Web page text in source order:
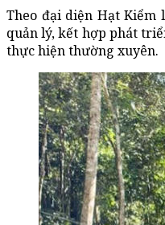
Theo đại diện Hạt Kiểm
quản lý, kết hợp phát
thực hiện thường xuyên.